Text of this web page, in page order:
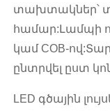
տախտակներ՝
համար:Լամպի
կամ COB-
ընտրվել ըստ
LED գծային